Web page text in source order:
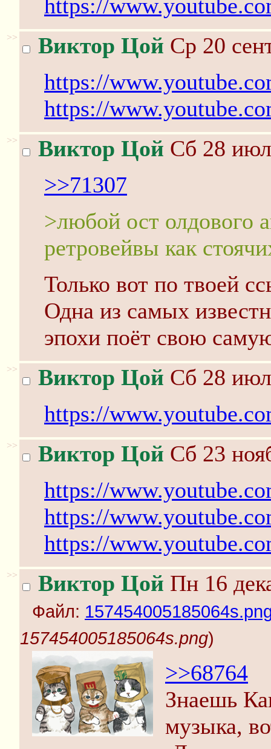
https://
>> Виктор Цой Ср 20
https://
https://
>> Виктор Цой Сб 28
>>71307
>любой ост олдового
ретровейвы как
Только вот по твоей
Одна из самых
эпохи поёт свою
>> Виктор Цой Сб 28
https://
>> Виктор Цой Сб 23
https://
https://
https://
>> Виктор Цой Пн 16
Файл:
157454005185064s.png)
>>68764
Знаешь
музыка,